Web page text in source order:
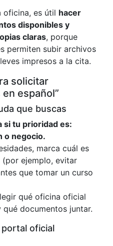
oficina, es útil hacer
disponibles y
claras, porque
permiten subir archivos
impresos a la cita.
solicitar
español”
que buscas
si tu prioridad es:
o negocio.
marca cuál es
(por ejemplo, evitar
que tomar un curso
qué oficina oficial
documentos juntar.
portal oficial